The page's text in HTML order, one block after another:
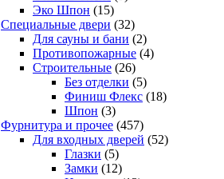
Эко Шпон (15)
Специальные двери (32)
Для сауны и бани (2)
Противопожарные (4)
Строительные (26)
Без отделки (5)
Финиш Флекс (18)
Шпон (3)
Фурнитура и прочее (457)
Для входных дверей (52)
Глазки (5)
Замки (12)